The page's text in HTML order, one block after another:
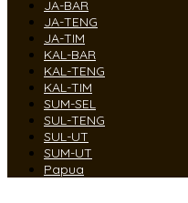
JA-BAR
JA-TENG
JA-TIM
KAL-BAR
KAL-TENG
KAL-TIM
SUM-SEL
SUL-TENG
SUL-UT
SUM-UT
Papua